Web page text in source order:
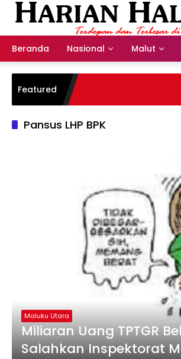
Beranda Nasional Malut
Featured
Pansus LHP BPK
Maluku Utara
Miliaran Uang TPTGR
Salahkan Inspektorat